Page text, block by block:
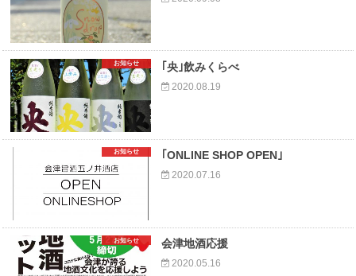
お知らせ ｢央｣飲みくらべ
2020.08.19
お知らせ ｢ONLINE SHOP OPEN｣
2020.07.16
お知らせ 会津地酒応援
2020.05.16